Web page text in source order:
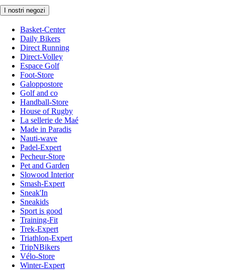
I nostri negozi
Basket-Center
Daily Bikers
Direct Running
Direct-Volley
Espace Golf
Foot-Store
Galoppostore
Golf and co
Handball-Store
House of Rugby
La sellerie de Maé
Made in Paradis
Nauti-wave
Padel-Expert
Pecheur-Store
Pet and Garden
Slowood Interior
Smash-Expert
Sneak'In
Sneakids
Sport is good
Training-Fit
Trek-Expert
Triathlon-Expert
TripNBikers
Vélo-Store
Winter-Expert